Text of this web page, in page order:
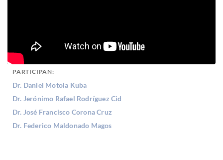
PARTICIPAN:
Dr. Daniel Motola Kuba
Dr. Jerónimo Rafael Rodríguez Cid
Dr. José Francisco Corona Cruz
Dr. Federico Maldonado Magos